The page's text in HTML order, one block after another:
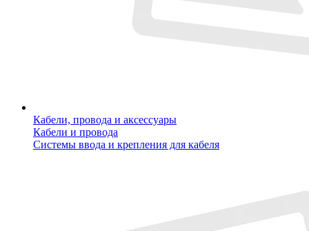
Кабели, провода и аксессуары
Кабели и провода
Системы ввода и крепления для кабеля